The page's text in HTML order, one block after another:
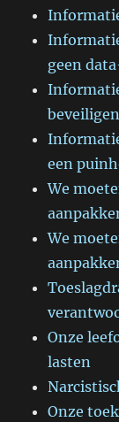
geen
een
We
We
Onze
lasten
Onze